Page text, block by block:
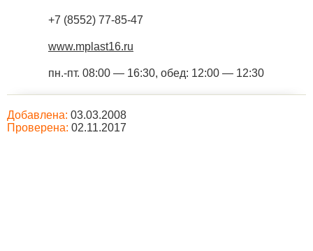
+7 (8552) 77-85-47
www.mplast16.ru
пн.-пт. 08:00 — 16:30, обед: 12:00 — 12:30
Добавлена: 03.03.2008
Проверена: 02.11.2017